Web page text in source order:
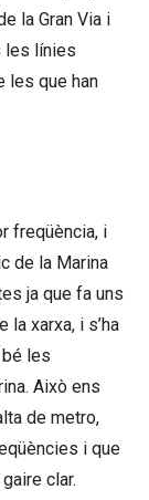
la Gran Via i
les línies
les que han
freqüència, i
de la Marina
ja que fa uns
xarxa, i s’ha
les
Això ens
de metro,
i que
clar.